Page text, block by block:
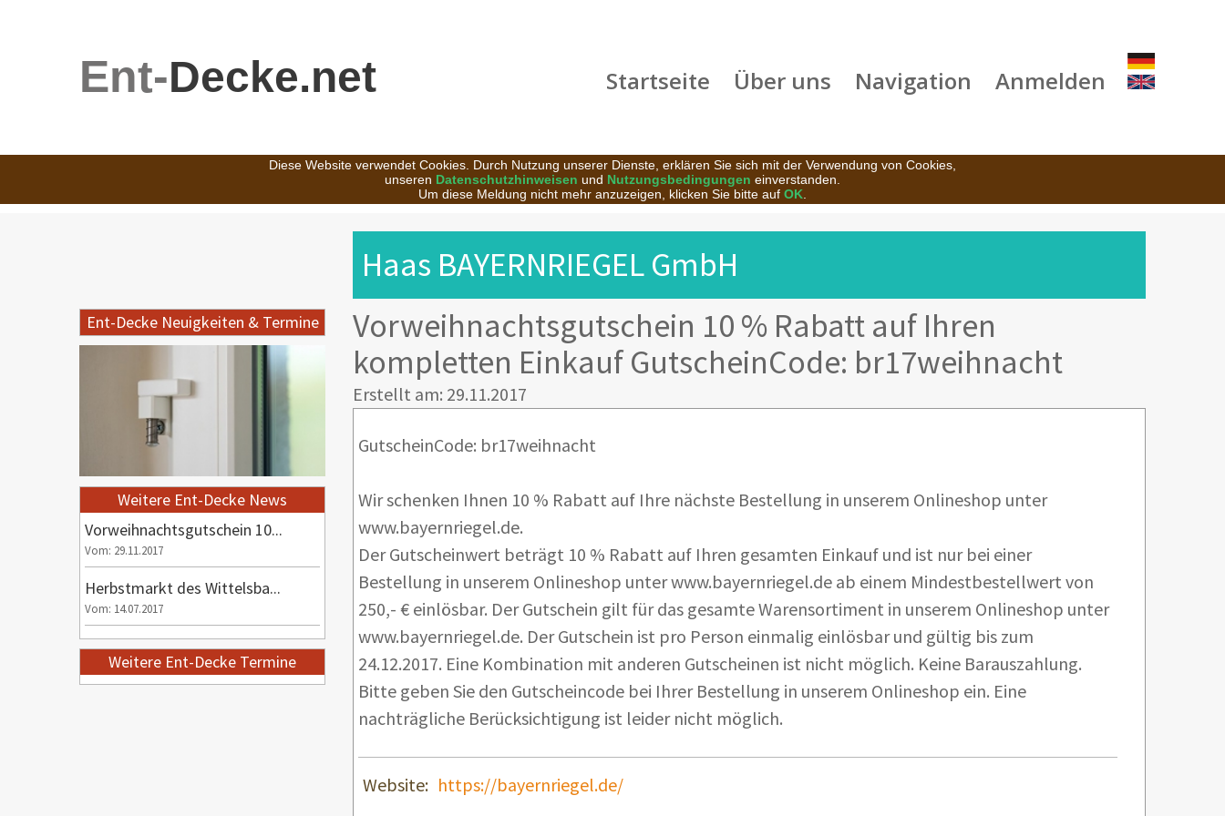
Ent-Decke.net Startseite Über uns Navigation Anmelden
Diese Website verwendet Cookies. Durch Nutzung unserer Dienste, erklären Sie sich mit der Verwendung von Cookies,
unseren Datenschutzhinweisen und Nutzungsbedingungen einverstanden.
Um diese Meldung nicht mehr anzuzeigen, klicken Sie bitte auf OK
Ent-Decke Neuigkeiten & Termine
Weitere Ent-Decke News
Vorweihnachtsgutschein 10...
Vom: 29.11.2017
Herbstmarkt des Wittelsba...
Vom: 14.07.2017
Weitere Ent-Decke Termine
Haas BAYERNRIEGEL GmbH
Vorweihnachtsgutschein 10 % Rabatt auf Ihren
kompletten Einkauf GutscheinCode: br17weihnacht
Erstellt am: 29.11.2017
GutscheinCode: br17weihnacht
Wir schenken Ihnen 10 % Rabatt auf Ihre nächste Bestellung in unserem Onlineshop unter
www.bayernriegel.de.
Der Gutscheinwert beträgt 10 % Rabatt auf Ihren gesamten Einkauf und ist nur bei einer
Bestellung in unserem Onlineshop unter www.bayernriegel.de ab einem Mindestbestellwert von
250,- € einlösbar. Der Gutschein gilt für das gesamte Warensortiment in unserem Onlineshop unter
www.bayernriegel.de. Der Gutschein ist pro Person einmalig einlösbar und gültig bis zum
24.12.2017. Eine Kombination mit anderen Gutscheinen ist nicht möglich. Keine Barauszahlung.
Bitte geben Sie den Gutscheincode bei Ihrer Bestellung in unserem Onlineshop ein. Eine
nachträgliche Berücksichtigung ist leider nicht möglich.
Website: https://bayernriegel.de/